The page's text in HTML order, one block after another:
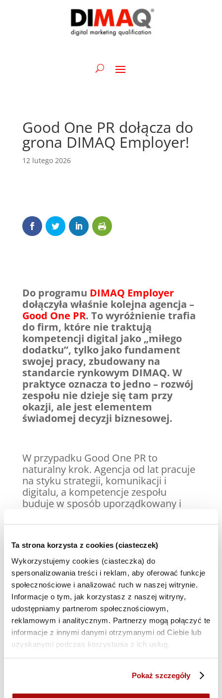
Ta strona korzysta z cookies (ciasteczek)
Wykorzystujemy cookies (ciasteczka) do
spersonalizowania treści i reklam, aby oferować funkcje
społecznościowe i analizować ruch w naszej witrynie.
Informacje o tym, jak korzystasz z naszej witryny,
udostępniamy partnerom społecznościowym,
reklamowym i analitycznym. Partnerzy mogą połączyć te
informacje z innymi danymi otrzymanymi od Ciebie lub
uzyskanymi podczas korzystania z ich usług.
Pokaż szczegóły
Good One PR dołącza do
grona DIMAQ Employer!
12 lutego 2026
Do programu DIMAQ Employer
dołączyła właśnie kolejna agencja –
Good One PR. To wyróżnienie trafia
do firm, które nie traktują
kompetencji digital jako „miłego
dodatku”, tylko jako fundament
swojej pracy, zbudowany na
standarcie rynkowym DIMAQ. W
praktyce oznacza to jedno – rozwój
zespołu nie dzieje się tam przy
okazji, ale jest elementem
świadomej decyzji biznesowej.
W przypadku Good One PR to
naturalny krok. Agencja od lat pracuje
na styku strategii, komunikacji i
digitalu, a kompetencje zespołu
buduje w sposób uporządkowany i
jest więc jednorazowym ruchem, ale
myślenia o jakości pracy i
odpowiedzialności za standardy
rynkowe.
Good One PR działa jako część grupy
marketingowej Good One, łącząc PR,
content i działania digital w spójne
projekty komunikacyjne. Zamiast
rozdzielać kompetencje na osobne
silosy, stawia na współpracę
specjalistów i wymianę wiedzy –
zarówno wewnątrz organizacji, jak i w